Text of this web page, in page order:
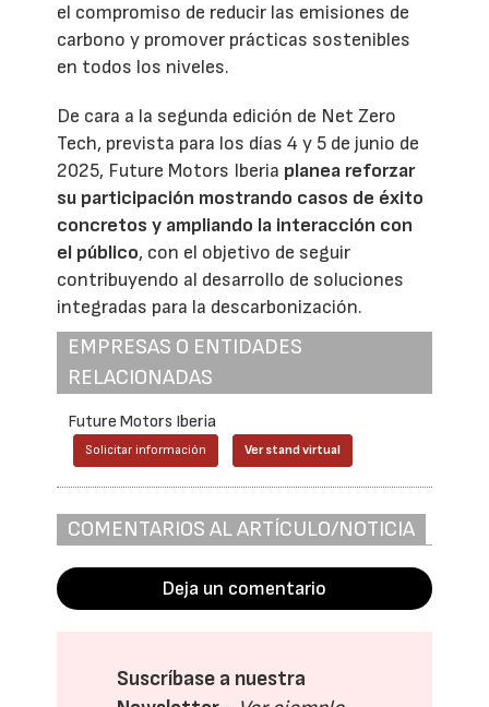
el compromiso de reducir las emisiones de
carbono y promover prácticas sostenibles
en todos los niveles.
De cara a la segunda edición de Net Zero
Tech, prevista para los días 4 y 5 de junio de
2025, Future Motors Iberia planea reforzar
su participación mostrando casos de éxito
concretos y ampliando la interacción con
el público, con el objetivo de seguir
contribuyendo al desarrollo de soluciones
integradas para la descarbonización.
EMPRESAS O ENTIDADES
RELACIONADAS
Future Motors Iberia
Solicitar información Ver stand virtual
COMENTARIOS AL ARTÍCULO/NOTICIA
Deja un comentario
Suscríbase a nuestra